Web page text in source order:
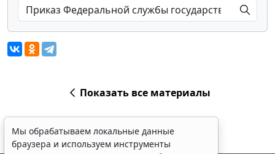
Показать все материалы
Мы обрабатываем локальные данные
браузера и используем инструменты